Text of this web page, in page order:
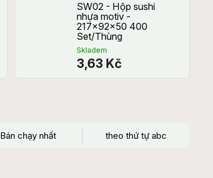
SW02 - Hộp sushi
nhựa motiv -
217x92x50 400
Set/Thùng
Skladem
3,63 Kč
Bán chạy nhất theo thứ tự abc